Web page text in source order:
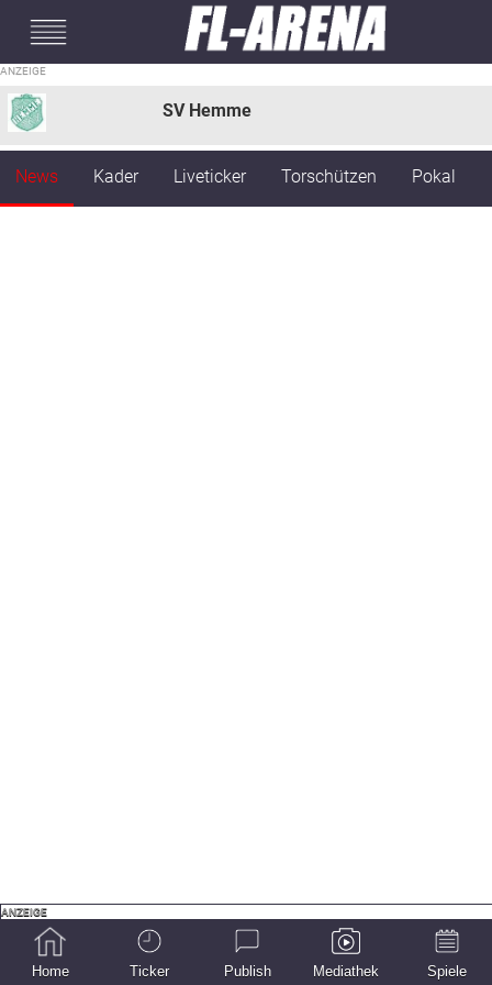
SV Hemme
News Kader Liveticker Torschützen Pokal
Home Ticker Publish Mediathek Spiele